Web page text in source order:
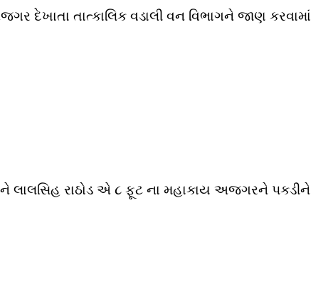
દેખાતા તાત્કાલિક વડાલી વન વિભાગને જાણ કરવામાં
રાઠોડ એ ૮ ફૂટ ના મહાકાય અજગરને પકડીને